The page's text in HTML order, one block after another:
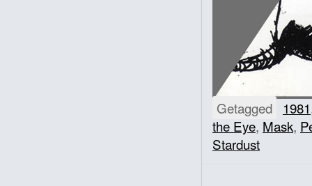
Getagged 1981
the Eye, Mask,
Stardust